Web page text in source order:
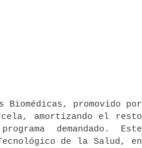
promovido por
amortizando el resto
demandado. Este
de la Salud, en